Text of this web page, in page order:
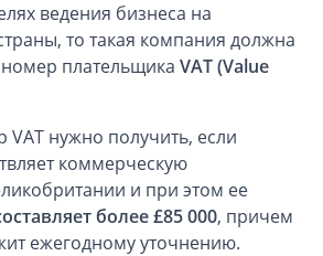
лицензией MSB
и счёт)
Казахстана
и счёт)
ведения бизнеса на
то такая компания должна
плательщика VAT (Value
VAT нужно получить, если
коммерческую
и при этом ее
более £85 000, причем
ежегодному уточнению.